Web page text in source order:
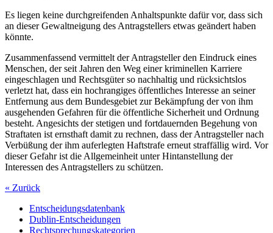
Es liegen keine durchgreifenden Anhaltspunkte dafür vor, dass sich
an dieser Gewaltneigung des Antragstellers etwas geändert haben
könnte.
Zusammenfassend vermittelt der Antragsteller den Eindruck eines
Menschen, der seit Jahren den Weg einer kriminellen Karriere
eingeschlagen und Rechtsgüter so nachhaltig und rücksichtslos
verletzt hat, dass ein hochrangiges öffentliches Interesse an seiner
Entfernung aus dem Bundesgebiet zur Bekämpfung der von ihm
ausgehenden Gefahren für die öffentliche Sicherheit und Ordnung
besteht. Angesichts der stetigen und fortdauernden Begehung von
Straftaten ist ernsthaft damit zu rechnen, dass der Antragsteller nach
Verbüßung der ihm auferlegten Haftstrafe erneut straffällig wird. Vor
dieser Gefahr ist die Allgemeinheit unter Hintanstellung der
Interessen des Antragstellers zu schützen.
« Zurück
Entscheidungsdatenbank
Dublin-Entscheidungen
Rechtsprechungskategorien